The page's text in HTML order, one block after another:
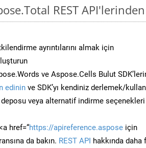
REST
ayrıntılarını almak için
ve Aspose.Cells Bulut
edinin ve SDK’yı kendiniz derlemek/
deposu veya alternatif indirme
href=“https://apireference.aspose için
da bakın. REST API hakkında daha